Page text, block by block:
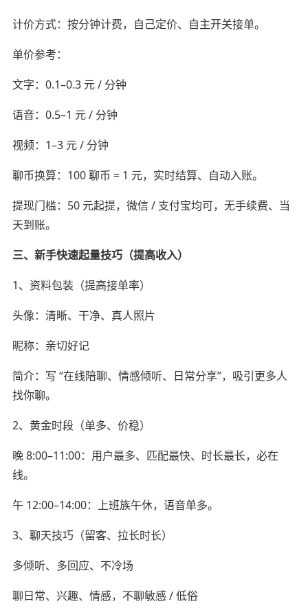
计价方式：按分钟计费，自己定价、自主开关接单。
单价参考：
文字：0.1–0.3 元 / 分钟
语音：0.5–1 元 / 分钟
视频：1–3 元 / 分钟
聊币换算：100 聊币 = 1 元，实时结算、自动入账。
提现门槛：50 元起提，微信 / 支付宝均可，无手续费、当
天到账。
三、新手快速起量技巧（提高收入）
1、资料包装（提高接单率）
头像：清晰、干净、真人照片
昵称：亲切好记
简介：写 “在线陪聊、情感倾听、日常分享”，吸引更多人
找你聊。
2、黄金时段（单多、价稳）
晚 8:00–11:00：用户最多、匹配最快、时长最长，必在
线。
午 12:00–14:00：上班族午休，语音单多。
3、聊天技巧（留客、拉长时长）
多倾听、多回应、不冷场
聊日常、兴趣、情感，不聊敏感 / 低俗